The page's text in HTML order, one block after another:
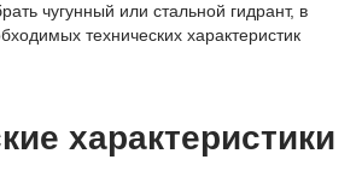
чугунный или стальной гидрант, в
технических характеристик
характеристики